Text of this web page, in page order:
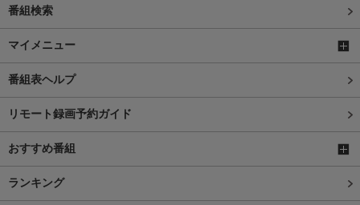
番組検索
マイメニュー
番組表ヘルプ
リモート録画予約ガイド
おすすめ番組
ランキング